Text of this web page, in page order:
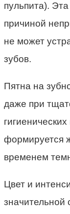
пульпита).
причиной
не может
зубов.
Пятна на
даже при
формируется
временем
Цвет и
значительной